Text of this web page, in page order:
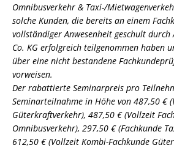
Omnibusverkehr & Taxi-/
solche Kunden, die bereits an einem
vollständiger Anwesenheit geschult durch
Co. KG erfolgreich teilgenommen haben
über eine nicht bestandene
vorweisen.
Der rabattierte Seminarpreis pro
Seminarteilnahme in Höhe von 487,50 €
Güterkraftverkehr), 487,50 € (Vollzeit
Omnibusverkehr), 297,50 € (Fachkunde
612,50 € (Vollzeit Kombi-Fachkunde